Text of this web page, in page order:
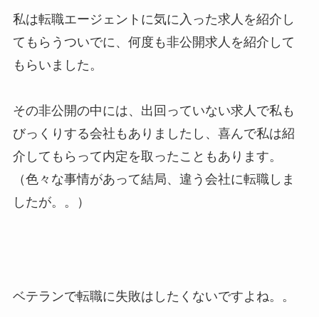
私は転職エージェントに気に入った求人を紹介し
てもらうついでに、何度も非公開求人を紹介して
もらいました。
その非公開の中には、出回っていない求人で私も
びっくりする会社もありましたし、喜んで私は紹
介してもらって内定を取ったこともあります。
（色々な事情があって結局、違う会社に転職しま
したが。。）
ベテランで転職に失敗はしたくないですよね。。